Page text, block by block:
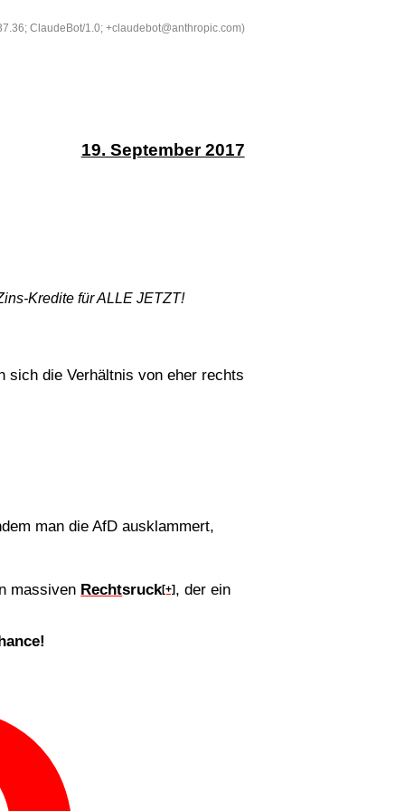
ClaudeBot/1.0; +claudebot@anthropic.com)
19. September 2017
Kredite für ALLE JETZT!
sich die Verhältnis von eher rechts
man die AfD ausklammert,
massiven Rechtsruck[+] , der ein